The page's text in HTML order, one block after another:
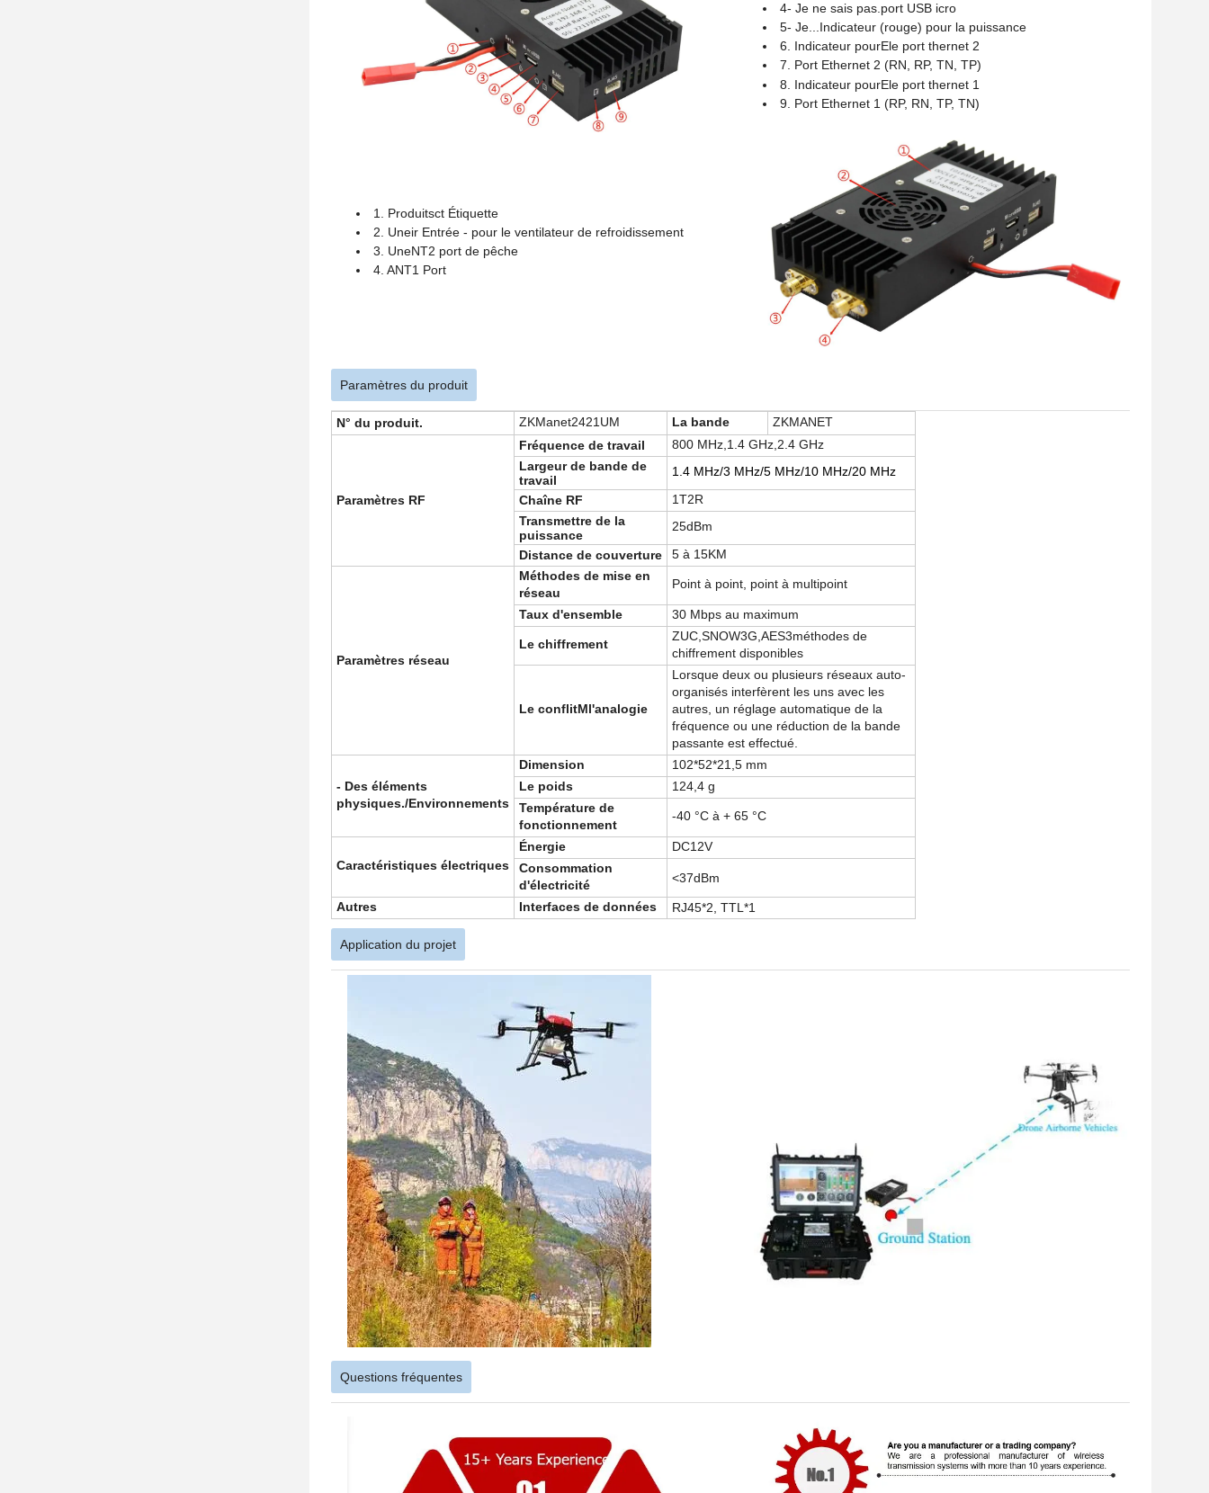
4- Je ne sais pas. port USB icro
5- Je... Indicateur (rouge) pour la puissance
6. Indicateur pourEle port thernet 2
7. Port Ethernet 2 (RN, RP, TN, TP)
8. Indicateur pourEle port thernet 1
9. Port Ethernet 1 (RP, RN, TP, TN)
1. Produitsct Étiquette
2. Uneir Entrée - pour le ventilateur de refroidissement
3. UneNT2 port de pêche
4. ANT1 Port
Paramètres du produit
N° du produit. ZKManet2421UM La bande ZKMANET
Paramètres RF
Fréquence de travail 800 MHz 1.4 GHz 2.4 GHz
Largeur de bande de
travail
1.4 MHz/3 MHz/5 MHz/10 MHz/20 MHz
Chaîne RF
1T2R
Transmettre de la
puissance
25dBm
Distance de couverture
5 à 15KM
Paramètres réseau
Méthodes de mise en
réseau
Point à point, point à multipoint
Taux d'ensemble 30 Mbps au maximum
Le chiffrement
ZUC,SNOW3G,AES3méthodes de
chiffrement disponibles
Le conflitMl'analogie
Lorsque deux ou plusieurs réseaux auto-
organisés interfèrent les uns avec les
autres, un réglage automatique de la
fréquence ou une réduction de la bande
passante est effectué.
- Des éléments
physiques./Environnements
Dimension
102*52*21,5 mm
Le poids
124,4 g
Température de
fonctionnement
-40 °C à + 65 °C
Caractéristiques électriques
Énergie
DC12V
Consommation
d'électricité
<37dBm
Autres
Interfaces de données RJ45*2, TTL*1
Application du projet
Questions fréquentes